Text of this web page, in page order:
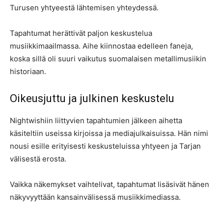
Turusen yhtyeestä lähtemisen yhteydessä.
Tapahtumat herättivät paljon keskustelua
musiikkimaailmassa. Aihe kiinnostaa edelleen faneja,
koska sillä oli suuri vaikutus suomalaisen metallimusiikin
historiaan.
Oikeusjuttu ja julkinen keskustelu
Nightwishiin liittyvien tapahtumien jälkeen aihetta
käsiteltiin useissa kirjoissa ja mediajulkaisuissa. Hän nimi
nousi esille erityisesti keskusteluissa yhtyeen ja Tarjan
välisestä erosta.
Vaikka näkemykset vaihtelivat, tapahtumat lisäsivät hänen
näkyvyyttään kansainvälisessä musiikkimediassa.